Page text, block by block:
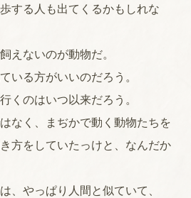
する人も出てくるかもしれな
えないのが動物だ。
いる方がいいのだろう。
くのはいつ以来だろう。
なく、まぢかで動く動物たちを
方をしていたっけと、なんだか
、やっぱり人間と似ていて、